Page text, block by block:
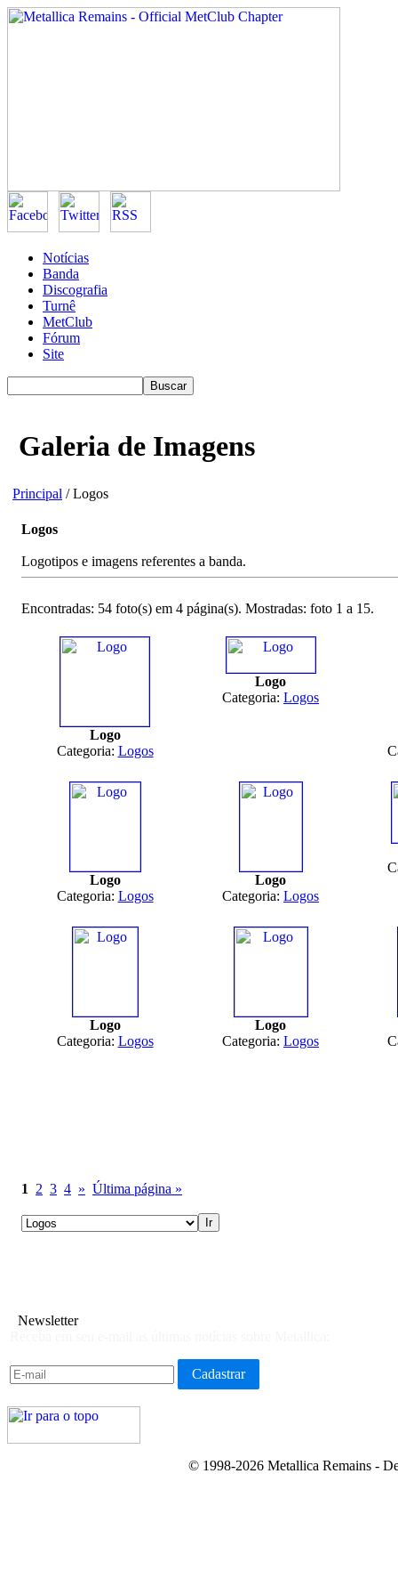
Notícias
Banda
Discografia
Turnê
MetClub
Fórum
Site
Galeria de Imagens
Principal / Logos
Logos
Logotipos e imagens referentes a banda.
Encontradas: 54 foto(s) em 4 página(s). Mostradas: foto 1 a 15.
Logo
Categoria: Logos
Logo
Categoria: Logos
Logo
Categoria: Logos
Logo
Categoria: Logos
Logo
Categoria: Logos
Logo
Categoria: Logos
1 2 3 4 » Última página »
Newsletter
© 1998-2026 Metallica Remains -